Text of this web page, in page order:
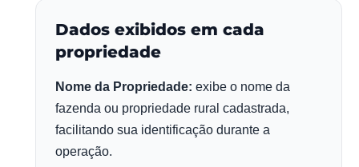
Dados exibidos em cada
propriedade
Nome da Propriedade: exibe o nome da
fazenda ou propriedade rural cadastrada,
facilitando sua identificação durante a
operação.